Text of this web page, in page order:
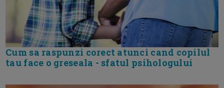
Cum sa raspunzi corect atunci cand copilul
tau face o greseala - sfatul psihologului